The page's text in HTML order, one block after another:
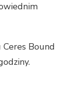
Bound